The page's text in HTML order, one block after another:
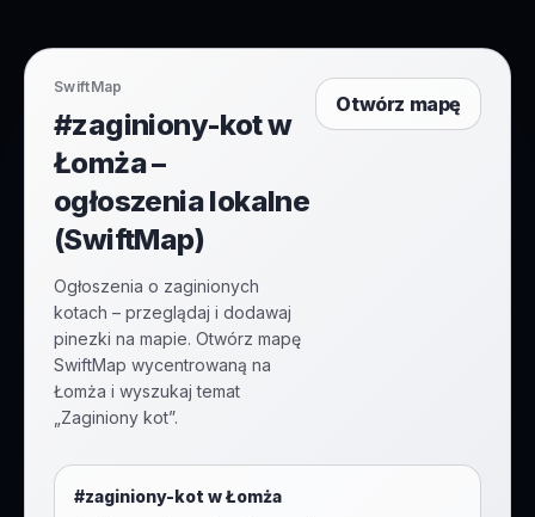
SwiftMap
#zaginiony-kot w
Łomża –
ogłoszenia lokalne
(SwiftMap)
Ogłoszenia o zaginionych
kotach – przeglądaj i dodawaj
pinezki na mapie. Otwórz mapę
SwiftMap wycentrowaną na
Łomża i wyszukaj temat
„Zaginiony kot”.
Otwórz mapę
#zaginiony-kot wŁomża